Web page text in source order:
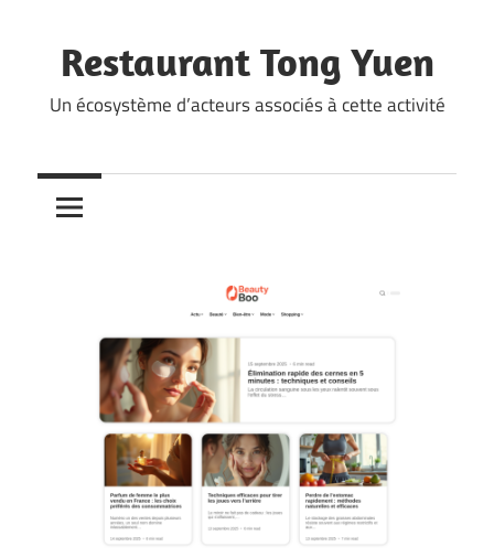
content
Restaurant Tong Yuen
Un écosystème d’acteurs associés à cette activité